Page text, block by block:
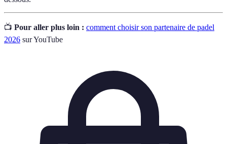
📺 Pour aller plus loin : comment choisir son partenaire de padel
2026 sur YouTube